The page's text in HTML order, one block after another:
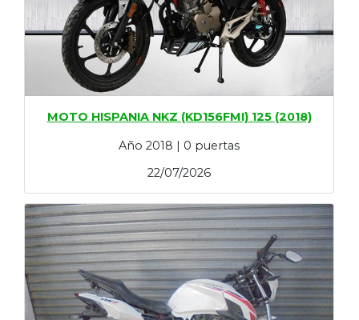
MOTO HISPANIA NKZ (KD156FMI) 125 (2018)
Año 2018 | 0 puertas
22/07/2026